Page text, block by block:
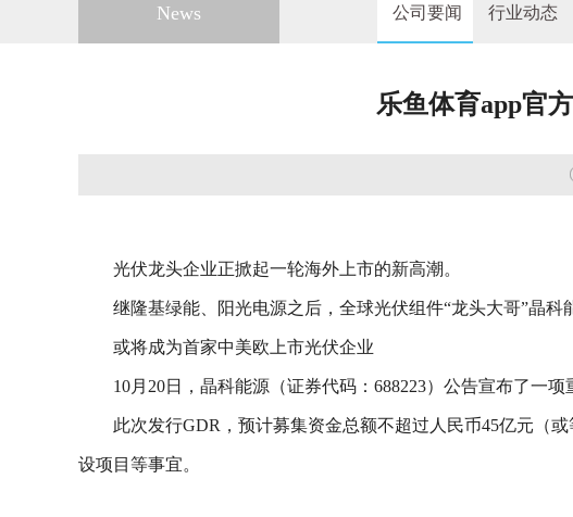
News 公司要闻 行业动态
乐鱼体育app官
光伏龙头企业正掀起一轮海外上市的新高潮。
继隆基绿能、阳光电源之后，全球光伏组件“龙头大哥”晶科
或将成为首家中美欧上市光伏企业
10月20日，晶科能源（证券代码：688223）公告宣布了一
此次发行GDR，预计募集资金总额不超过人民币45亿元（
设项目等事宜。